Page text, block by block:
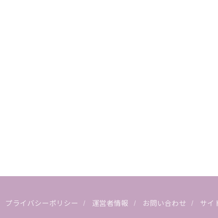
プライバシーポリシー 運営者情報 お問い合わせ サイ